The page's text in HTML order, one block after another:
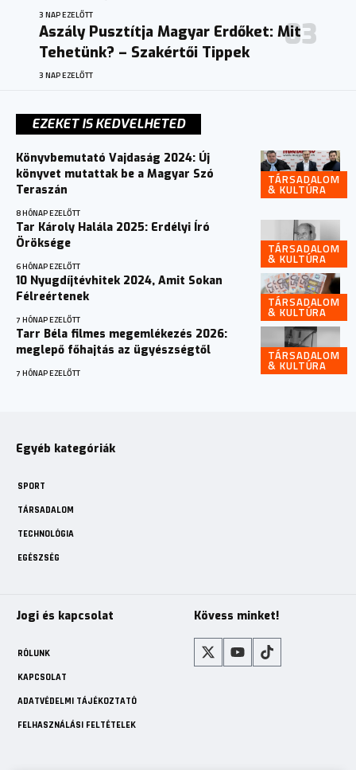
3 NAP EZELŐTT
Aszály Pusztítja Magyar Erdőket: Mit
Tehetünk? – Szakértői Tippek
3 NAP EZELŐTT
EZEKET IS KEDVELHETED
TÁRSADALOM
& KULTÚRA
Könyvbemutató Vajdaság 2024: Új
könyvet mutattak be a Magyar Szó
Teraszán
8 HÓNAP EZELŐTT
TÁRSADALOM
& KULTÚRA
Tar Károly Halála 2025: Erdélyi Író
Öröksége
6 HÓNAP EZELŐTT
TÁRSADALOM
& KULTÚRA
10 Nyugdíjtévhitek 2024, Amit Sokan
Félreértenek
7 HÓNAP EZELŐTT
TÁRSADALOM
& KULTÚRA
Tarr Béla filmes megemlékezés 2026:
meglepő főhajtás az ügyészségtől
7 HÓNAP EZELŐTT
Egyéb kategóriák
SPORT
TÁRSADALOM
TECHNOLÓGIA
EGÉSZSÉG
Jogi és kapcsolat
RÓLUNK
KAPCSOLAT
ADATVÉDELMI TÁJÉKOZTATÓ
FELHASZNÁLÁSI FELTÉTELEK
Kövess minket!